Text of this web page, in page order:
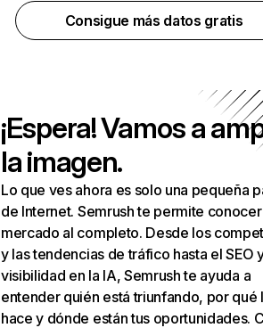
Consigue más datos gratis
¡Espera! Vamos a
la imagen.
Lo que ves ahora es solo una pequeña
de Internet. Semrush te permite
mercado al completo. Desde los
y las tendencias de tráfico hasta el SEO
visibilidad en la IA, Semrush te ayuda a
entender quién está triunfando, por qué
hace y dónde están tus oportunidades.